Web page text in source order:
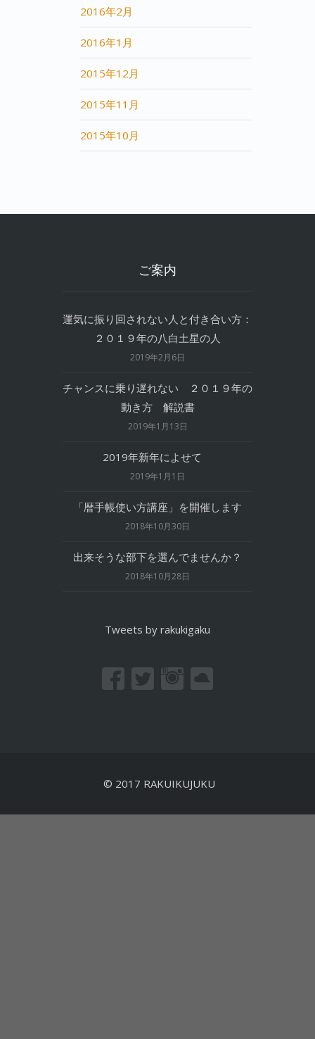
2016年2月
2016年1月
2015年12月
2015年11月
2015年10月
ご案内
運気に振り回されない人と付き合い方：
２０１９年の八白土星の人
2019年2月6日
チャンスに乗り遅れない ２０１９年の
動き方 解説書
2019年1月13日
2019年新年によせて
2019年1月1日
「暦手帳使い方講座」を開催します
2018年10月30日
出来そうな部下を選んでませんか？
2018年10月28日
Tweets by rakukigaku
© 2017 RAKUIKUJUKU